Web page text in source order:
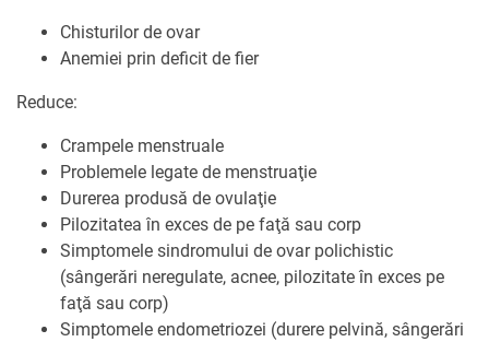
Chisturilor de ovar
Anemiei prin deficit de fier
Reduce:
Crampele menstruale
Problemele legate de menstruaţie
Durerea produsă de ovulaţie
Pilozitatea în exces de pe faţă sau corp
Simptomele sindromului de ovar polichistic
(sângerări neregulate, acnee, pilozitate în exces pe
faţă sau corp)
Simptomele endometriozei (durere pelvină, sângerări